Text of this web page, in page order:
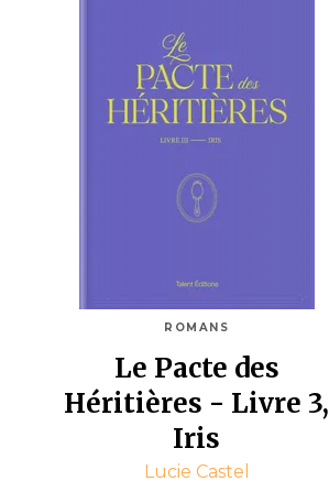
ROMANS
Le Pacte des
Héritières - Livre 3,
Iris
Lucie Castel